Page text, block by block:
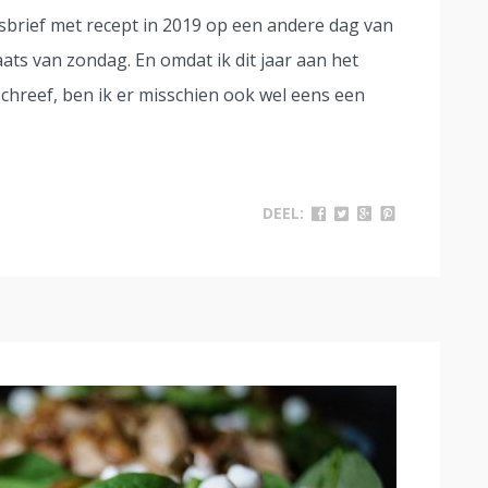
met recept in 2019 op een andere dag van
van zondag. En omdat ik dit jaar aan het
ben ik er misschien ook wel eens een
DEEL: